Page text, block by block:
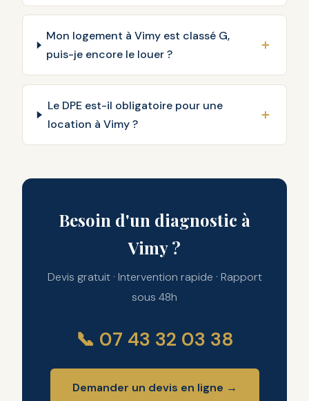
Mon logement à Vimy est classé G,
puis-je encore le louer ?
Le DPE est-il obligatoire pour une
location à Vimy ?
Besoin d'un diagnostic à
Vimy ?
Devis gratuit · Intervention rapide · Rapport
sous 48h
📞 07 43 32 03 38
Demander un devis en ligne →